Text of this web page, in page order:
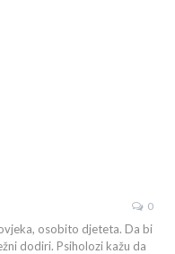
0
osobito djeteta. Da bi
dodiri. Psiholozi kažu da